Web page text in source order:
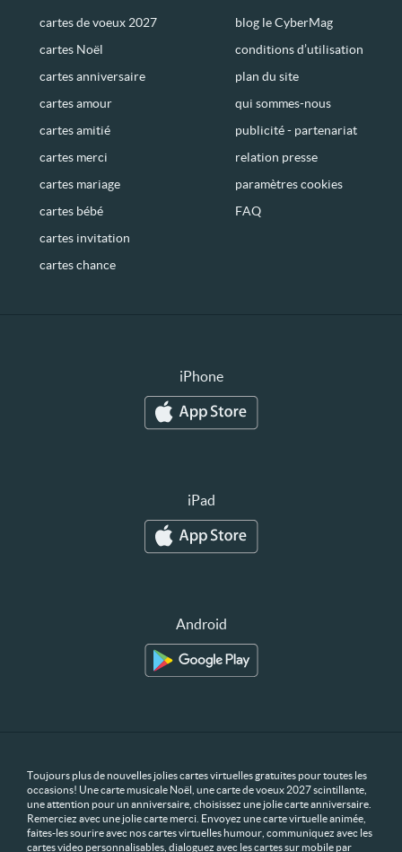
cartes de voeux 2027
cartes Noël
cartes anniversaire
cartes amour
cartes amitié
cartes merci
cartes mariage
cartes bébé
cartes invitation
cartes chance
blog le CyberMag
conditions d’utilisation
plan du site
qui sommes-nous
publicité - partenariat
relation presse
paramètres cookies
FAQ
iPhone
iPad
Android
Toujours plus de nouvelles jolies cartes virtuelles gratuites pour toutes les
occasions! Une carte musicale Noël, une carte de voeux 2027 scintillante,
une attention pour un anniversaire, choisissez une jolie carte anniversaire.
Remerciez avec une jolie carte merci. Envoyez une carte virtuelle animée,
faites-les sourire avec nos cartes virtuelles humour, communiquez avec les
cartes video personnalisables, dialoguez avec les cartes sur mobile par